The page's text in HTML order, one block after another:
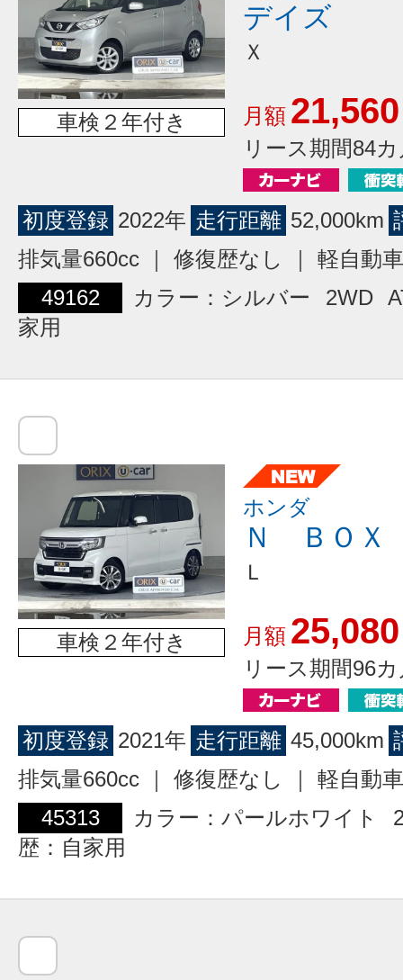
車検２年付き
デイズ
Ｘ
月額 21,560
リース期間84
初度登録 2022年 走行距離 52,000km
排気量660cc ｜ 修復歴なし ｜ 軽自動車
49162
カラー：シルバー 2WD
家用
車検２年付き
ホンダ
Ｎ ＢＯＸ
Ｌ
月額 25,080
リース期間96
初度登録 2021年 走行距離 45,000km
排気量660cc ｜ 修復歴なし ｜ 軽自動車
45313
カラー：パールホワイト
歴：自家用